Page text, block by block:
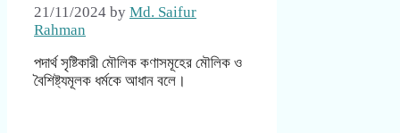
21/11/2024 by Md. Saifur
Rahman
পদার্থ সৃষ্টিকারী মৌলিক কণাসমূহের মৌলিক ও
বৈশিষ্ট্যমূলক ধর্মকে আধান বলে।